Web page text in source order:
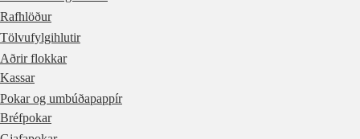
Rafhlöður
Tölvufylgihlutir
Aðrir flokkar
Kassar
Pokar og umbúðapappír
Bréfpokar